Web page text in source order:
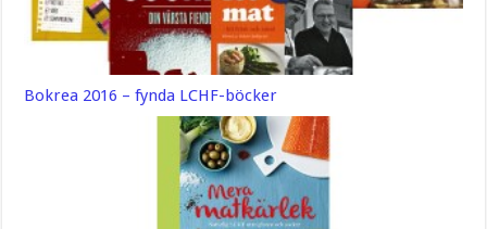
Bokrea 2016 – fynda LCHF-böcker